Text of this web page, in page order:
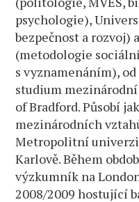
psychologie),
bezpečnost a rozvoj)
(metodologie sociální
s vyznamenáním),
studium
of Bradford. Působí
mezinárodních
Metropolitní
Karlově. Během
výzkumník na
2008/2009 hostující